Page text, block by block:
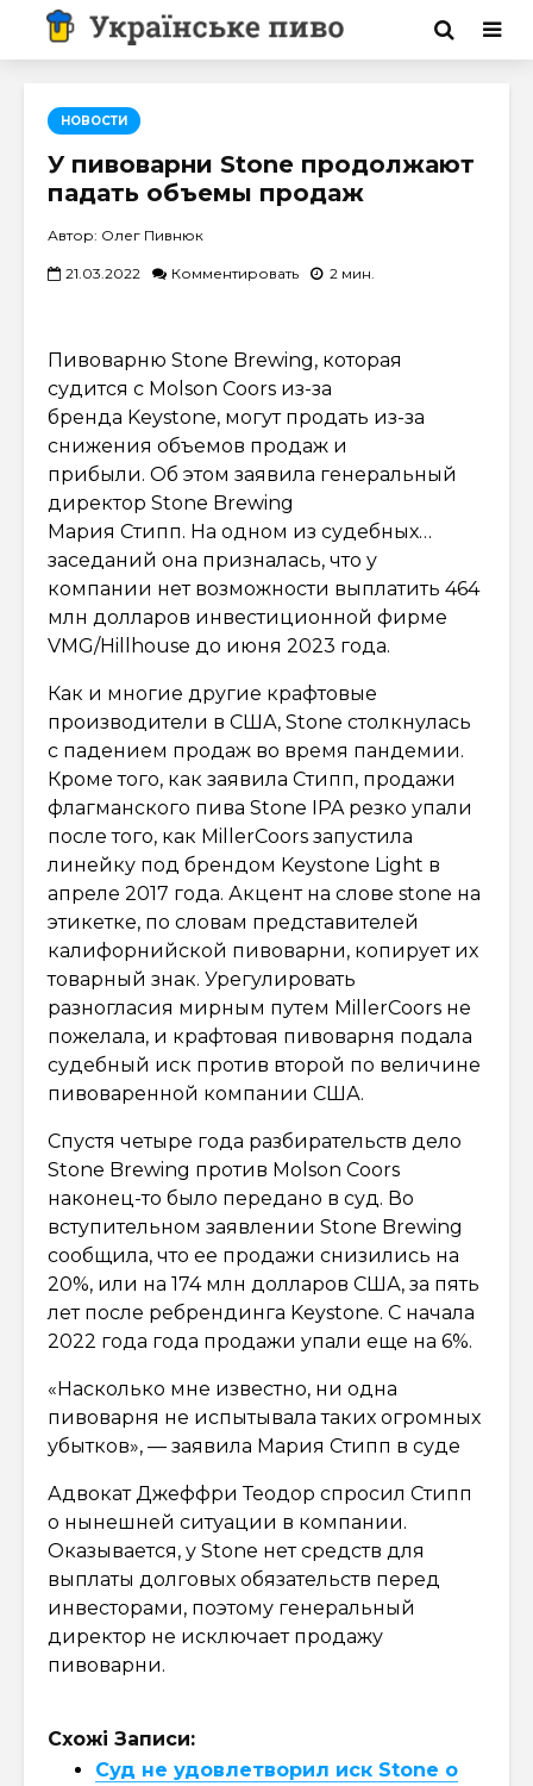
НОВОСТИ
У пивоварни Stonе продолжают
падать объемы продаж
Автор: Олег Пивнюк
21.03.2022 Комментировать 2 мин.
Пивоварню Stone Brewing, которая
судится с Molson Coors из-за
бренда Keystone, могут продать из-за
снижения объемов продаж и
прибыли. Об этом заявила генеральный
директор Stone Brewing
Мария Стипп. На одном из судебных…
заседаний она призналась, что у
компании нет возможности выплатить 464
млн долларов инвестиционной фирме
VMG/Hillhouse до июня 2023 года.
Как и многие другие крафтовые
производители в США, Stone столкнулась
с падением продаж во время пандемии.
Кроме того, как заявила Стипп, продажи
флагманского пива Stone IPA резко упали
после того, как MillerCoors запустила
линейку под брендом Keystone Light в
апреле 2017 года. Акцент на слове stone на
этикетке, по словам представителей
калифорнийской пивоварни, копирует их
товарный знак. Урегулировать
разногласия мирным путем MillerCoors не
пожелала, и крафтовая пивоварня подала
судебный иск против второй по величине
пивоваренной компании США.
Спустя четыре года разбирательств дело
Stone Brewing против Molson Coors
наконец-то было передано в суд. Во
вступительном заявлении Stone Brewing
сообщила, что ее продажи снизились на
20%, или на 174 млн долларов США, за пять
лет после ребрендинга Keystone. С начала
2022 года года продажи упали еще на 6%.
«Насколько мне известно, ни одна
пивоварня не испытывала таких огромных
убытков», — заявила Мария Стипп в суде
Адвокат Джеффри Теодор спросил Стипп
о нынешней ситуации в компании.
Оказывается, у Stone нет средств для
выплаты долговых обязательств перед
инвесторами, поэтому генеральный
директор не исключает продажу
пивоварни.
Схожі Записи:
Суд не удовлетворил иск Stone о